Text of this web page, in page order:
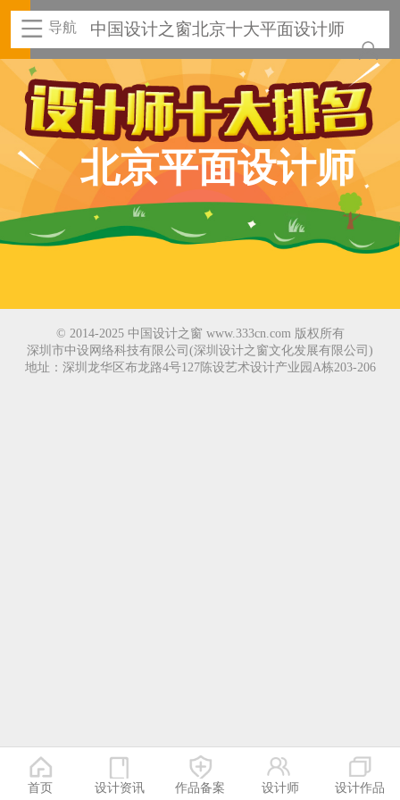
导航 中国设计之窗北京十大平面设计师
北京平面设计师
© 2014-2025 中国设计之窗 www.333cn.com 版权所有
深圳市中设网络科技有限公司(深圳设计之窗文化发展有限公司)
地址：深圳龙华区布龙路4号127陈设艺术设计产业园A栋203-206
首页 设计资讯 作品备案 设计师 设计作品